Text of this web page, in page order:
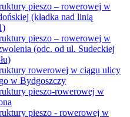
pieszo – rowerowej w
(kładka nad linią
pieszo – rowerowej w
(odc. od ul. Sudeckiej
rowerowej w ciągu ulicy
w Bydgoszczy
pieszo-rowerowej w
pieszo - rowerowej w